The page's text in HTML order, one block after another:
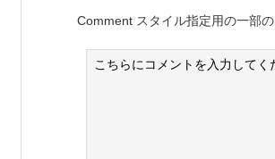
Comment スタイル指定用の一部の